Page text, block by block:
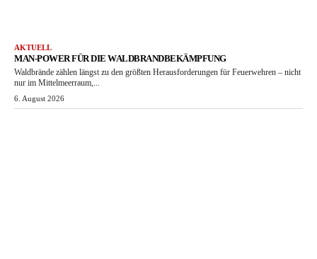
AKTUELL
MAN-POWER FÜR DIE WALDBRANDBEKÄMPFUNG
Waldbrände zählen längst zu den größten Herausforderungen für Feuerwehren – nicht
nur im Mittelmeerraum,...
6. August 2026